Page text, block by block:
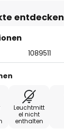
entdecken
1089511
Leuchtmitt
el nicht
enthalten